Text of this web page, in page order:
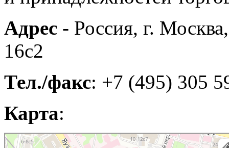
Адрес - Россия, г.
16с2
Тел./факс: +7 (495) 305
Карта:
Москва
Яндекс Карты — транспорт, навигация, поиск мест